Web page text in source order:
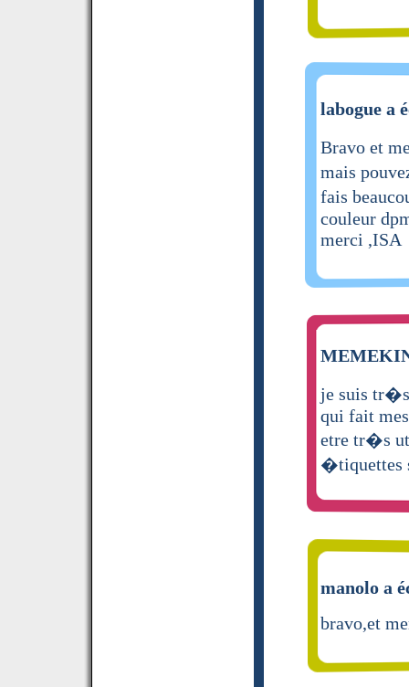
labogue a
Bravo et
mais
fais
couleur
merci ,ISA
je suis
qui fait
etre tr�s
�tiquettes
manolo a
bravo,et